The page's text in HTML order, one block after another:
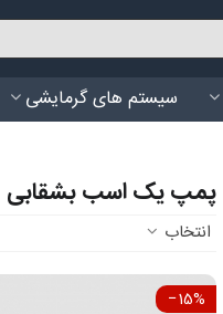
سیستم های گرمایشی
پمپ یک اسب بشقابی
انتخاب
‎−15%